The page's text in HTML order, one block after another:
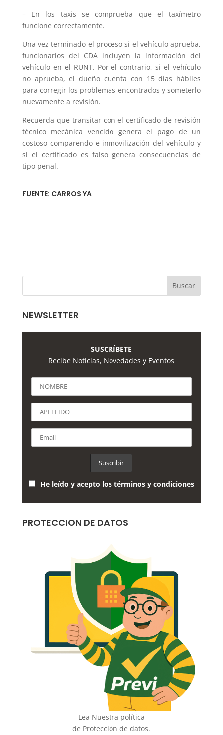
– En los taxis se comprueba que el taxímetro
funcione correctamente.
Una vez terminado el proceso si el vehículo aprueba,
funcionarios del CDA incluyen la información del
vehículo en el RUNT. Por el contrario, si el vehículo
no aprueba, el dueño cuenta con 15 días hábiles
para corregir los problemas encontrados y someterlo
nuevamente a revisión.
Recuerda que transitar con el certificado de revisión
técnico mecánica vencido genera el pago de un
costoso comparendo e inmovilización del vehículo y
si el certificado es falso genera consecuencias de
tipo penal.
FUENTE: CARROS YA
NEWSLETTER
SUSCRÍBETE
Recibe Noticias, Novedades y Eventos
He leído y acepto los términos y condiciones
PROTECCION DE DATOS
Lea Nuestra política
de Protección de datos.